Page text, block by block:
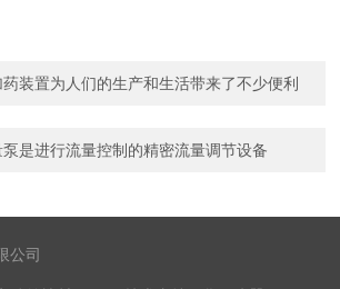
药装置为人们的生产和生活带来了不少便利
泵是进行流量控制的精密流量调节设备
公司